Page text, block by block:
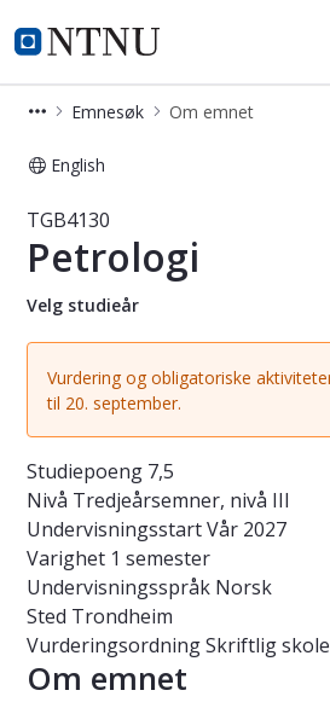
NTNU Hjemmeside
Studier
Emnesøk Om emnet
English
Emne - Petrologi -
TGB4130
Petrologi
Velg studieår
Vurdering og obligatoriske
til 20. september.
Studiepoeng 7,5
Nivå Tredjeårsemner, nivå III
UndervisningsstartVår 2027
Varighet 1 semester
Undervisningsspråk Norsk
Sted Trondheim
VurderingsordningSkriftlig
Om emnet